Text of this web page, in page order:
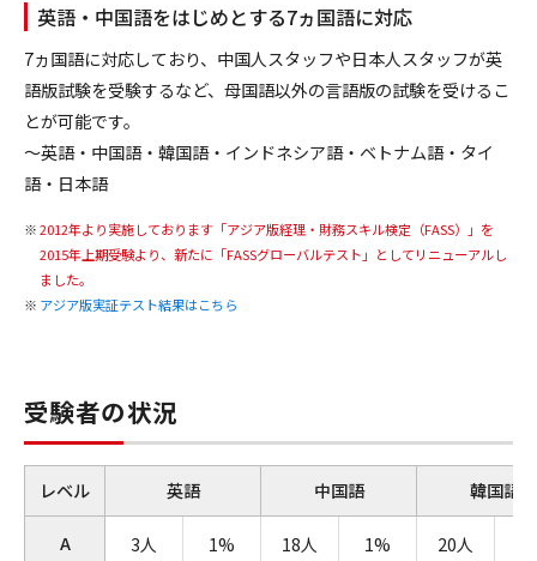
英語・中国語をはじめとする7ヵ国語に対応
7ヵ国語に対応しており、中国人スタッフや日本人スタッフが英
語版試験を受験するなど、母国語以外の言語版の試験を受けるこ
とが可能です。
～英語・中国語・韓国語・インドネシア語・ベトナム語・タイ
語・日本語
2012年より実施しております「アジア版経理・財務スキル検定（FASS）」を
2015年上期受験より、新たに「FASSグローバルテスト」としてリニューアルし
ました。
アジア版実証テスト結果はこちら
受験者の状況
レベル 英語 中国語 韓国語
A 3人 1% 18人 1% 20人